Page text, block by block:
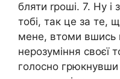
бляти rроші. 7. Ну і
тобі, так це за те,
мене, втоми вшись
нерозуміння своєї
голосно